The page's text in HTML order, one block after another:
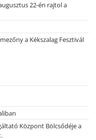
22-én rajtol a
a Kékszalag Fesztivál
Központ Bölcsődéje a